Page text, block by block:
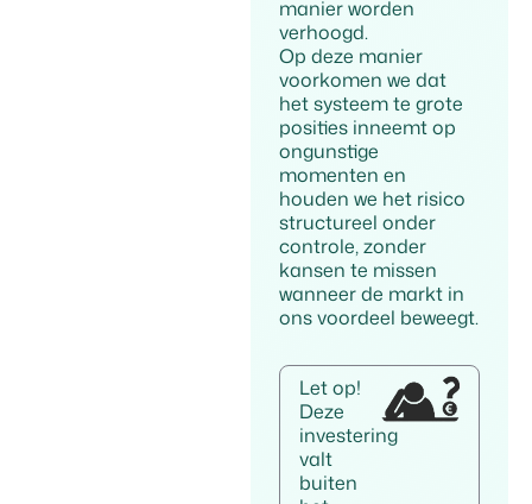
manier worden
verhoogd.
Op deze manier
voorkomen we dat
het systeem te grote
posities inneemt op
ongunstige
momenten en
houden we het risico
structureel onder
controle, zonder
kansen te missen
wanneer de markt in
ons voordeel beweegt.
Let op!
Deze
investering
valt
buiten